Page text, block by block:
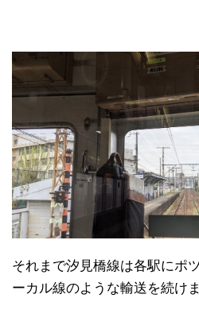
それまで汐見橋線は各駅にポ
ーカル線のような輸送を続けま